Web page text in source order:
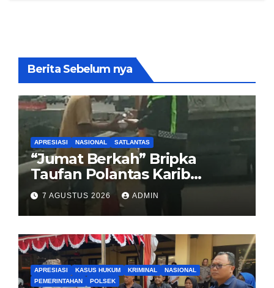
Berita Sebelum nya
APRESIASI NASIONAL SATLANTAS
“Jumat Berkah” Bripka
Taufan Polantas Karib
Bagikan Nasi Kotak untuk
Sopir Truk yang Mogok di KM
00 Pondok Aren
7 AGUSTUS 2026 ADMIN
APRESIASI KASUS HUKUM KRIMINAL
NASIONAL
PEMERINTAHAN
POLSEK